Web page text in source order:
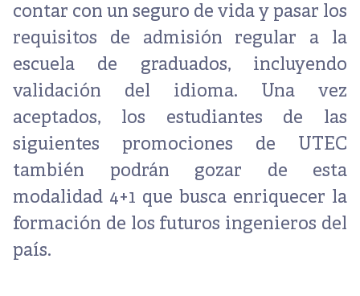
contar con un seguro de vida y pasar los
requisitos de admisión regular a la
escuela de graduados, incluyendo
validación del idioma. Una vez
aceptados, los estudiantes de las
siguientes promociones de UTEC
también podrán gozar de esta
modalidad 4+1 que busca enriquecer la
formación de los futuros ingenieros del
país.